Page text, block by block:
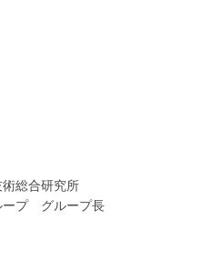
総合研究所
ープ グループ長